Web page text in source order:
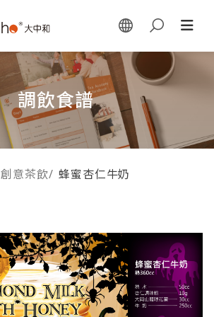
調飲食譜
創意茶飲/ 蜂蜜杏仁牛奶